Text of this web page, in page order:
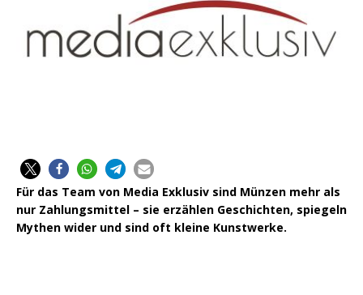
Für das Team von Media Exklusiv sind Münzen mehr als
nur Zahlungsmittel – sie erzählen Geschichten, spiegeln
Mythen wider und sind oft kleine Kunstwerke.